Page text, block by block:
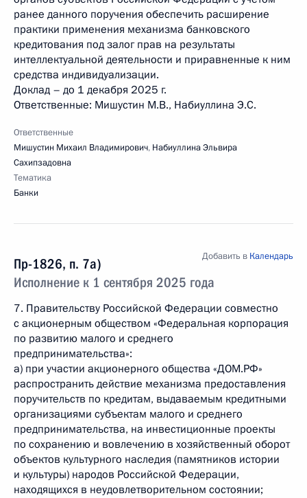
ранее данного поручения обеспечить расширение
практики применения механизма банковского
кредитования под залог прав на результаты
интеллектуальной деятельности и приравненные к ним
средства индивидуализации.
Доклад – до 1 декабря 2025 г.
Ответственные: Мишустин М.В., Набиуллина Э.С.
Ответственные
Мишустин Михаил Владимирович, Набиуллина Эльвира
Сахипзадовна
Тематика
Банки
Пр-1826, п. 7а)
Исполнение к 1 сентября 2025 года
Добавить в Календарь
7. Правительству Российской Федерации совместно
с акционерным обществом «Федеральная корпорация
по развитию малого и среднего
предпринимательства»:
a) при участии акционерного общества «ДОМ.РФ»
распространить действие механизма предоставления
поручительств по кредитам, выдаваемым кредитными
организациями субъектам малого и среднего
предпринимательства, на инвестиционные проекты
по сохранению и вовлечению в хозяйственный оборот
объектов культурного наследия (памятников истории
и культуры) народов Российской Федерации,
находящихся в неудовлетворительном состоянии;